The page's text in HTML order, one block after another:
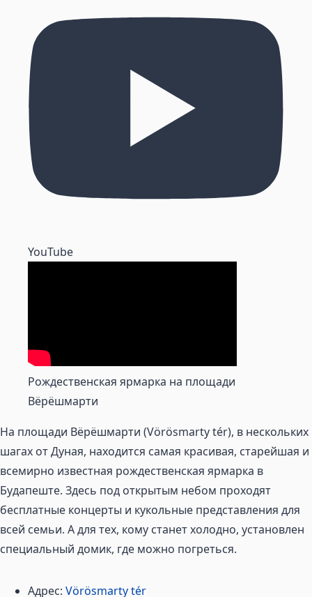
YouTube
Рождественская ярмарка на площади
Вёрёшмарти
На площади Вёрёшмарти (Vörösmarty tér), в нескольких
шагах от Дуная, находится самая красивая, старейшая и
всемирно известная рождественская ярмарка в
Будапеште. Здесь под открытым небом проходят
бесплатные концерты и кукольные представления для
всей семьи. А для тех, кому станет холодно, установлен
специальный домик, где можно погреться.
Адрес: Vörösmarty tér